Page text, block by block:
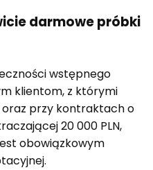
darmowe próbki
wstępnego
klientom, z którymi
oraz przy kontraktach o
20 000 PLN,
obowiązkowym